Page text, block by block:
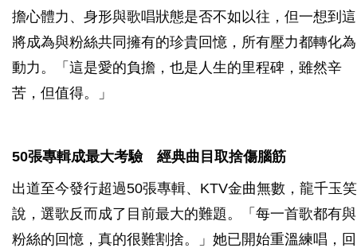
擔心體力、身形與歌唱狀態是否不如以往，但一想到這
將成為與粉絲共同擁有的珍貴回憶，所有壓力都轉化為
動力。「這是愛的負擔，也是人生的里程碑，雖然辛
苦，但值得。」
50張專輯成最大考驗 經典曲目取捨傷腦筋
出道至今發行超過50張專輯、KTV金曲無數，龍千玉笑
說，選歌反而成了目前最大的難題。「每一首歌都有與
粉絲的回憶，真的很難割捨。」她已開始重溫練唱，回